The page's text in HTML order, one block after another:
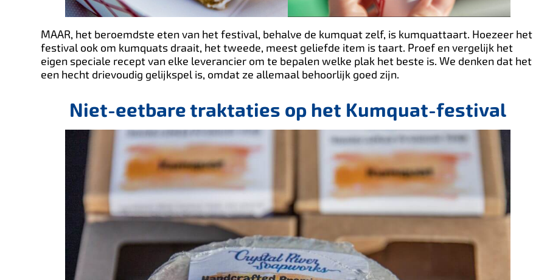
MAAR, het beroemdste eten van het festival, behalve de kumquat zelf, is kumquattaart. Hoezeer het
festival ook om kumquats draait, het tweede, meest geliefde item is taart. Proef en vergelijk het
eigen speciale recept van elke leverancier om te bepalen welke plak het beste is. We denken dat het
een hecht drievoudig gelijkspel is, omdat ze allemaal behoorlijk goed zijn.
Niet-eetbare traktaties op het Kumquat-festival